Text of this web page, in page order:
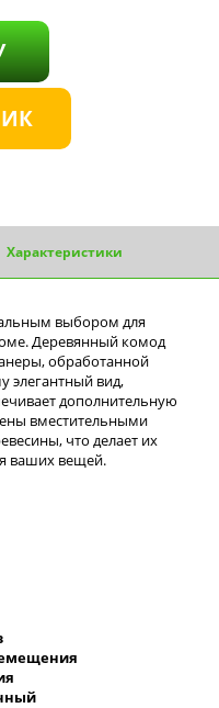
Характеристики
выбором для
Деревянный комод
обработанной
элегантный вид,
дополнительную
вместительными
что делает их
ваших вещей.